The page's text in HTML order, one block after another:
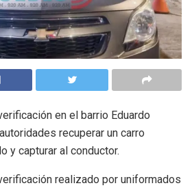
en el barrio Eduardo
recuperar un carro
y capturar al conductor.
realizado por uniformados